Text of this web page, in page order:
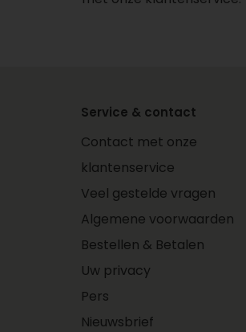
Service & contact
Contact met onze
klantenservice
Veel gestelde vragen
Algemene voorwaarden
Bestellen & Betalen
Uw privacy
Pers
Nieuwsbrief